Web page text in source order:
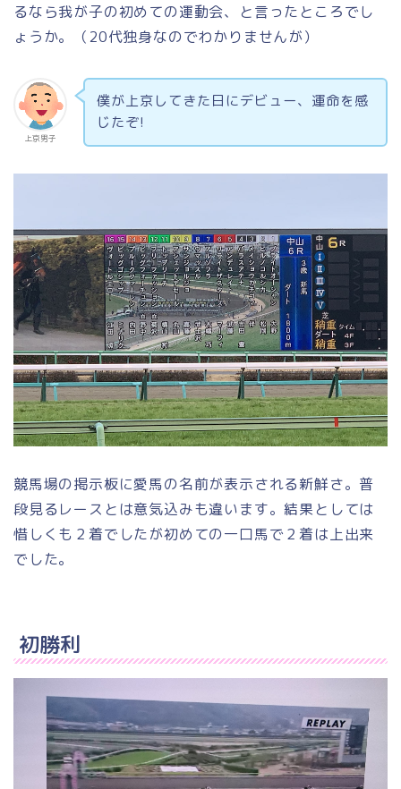
るなら我が子の初めての運動会、と言ったところでし
ょうか。（20代独身なのでわかりませんが）
上京男子
僕が上京してきた日にデビュー、運命を感
じたぞ!
競馬場の掲示板に愛馬の名前が表示される新鮮さ。普
段見るレースとは意気込みも違います。結果としては
惜しくも２着でしたが初めての一口馬で２着は上出来
でした。
初勝利